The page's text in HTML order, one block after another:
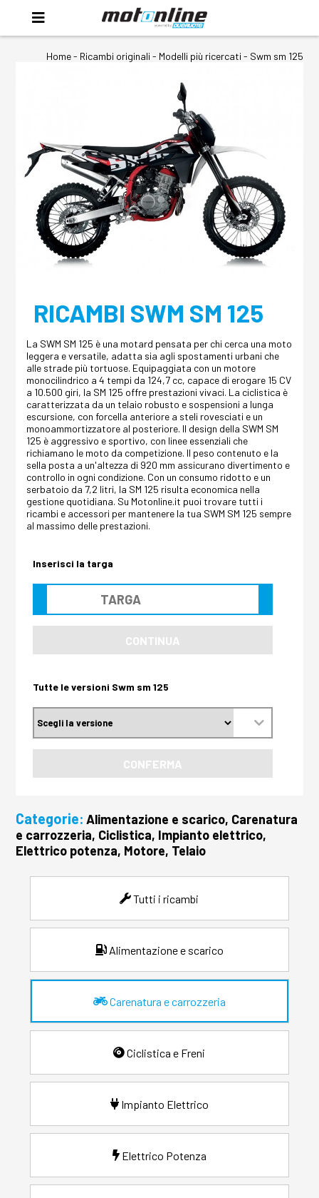
Home- Ricambi originali - Modelli più ricercati - Swm sm 125
RICAMBI SWM SM 125
La SWM SM 125 è una motard pensata per chi cerca una moto
leggera e versatile, adatta sia agli spostamenti urbani che
alle strade più tortuose. Equipaggiata con un motore
monocilindrico a 4 tempi da 124,7 cc, capace di erogare 15 CV
a 10.500 giri, la SM 125 offre prestazioni vivaci. La ciclistica è
caratterizzata da un telaio robusto e sospensioni a lunga
escursione, con forcella anteriore a steli rovesciati e un
monoammortizzatore al posteriore. Il design della SWM SM
125 è aggressivo e sportivo, con linee essenziali che
richiamano le moto da competizione. Il peso contenuto e la
sella posta a un'altezza di 920 mm assicurano divertimento e
controllo in ogni condizione. Con un consumo ridotto e un
serbatoio da 7,2 litri, la SM 125 risulta economica nella
gestione quotidiana. Su Motonline.it puoi trovare tutti i
ricambi e accessori per mantenere la tua SWM SM 125 sempre
al massimo delle prestazioni.
Inserisci la targa
CONTINUA
Tutte le versioni Swm sm 125
CONFERMA
Categorie: Alimentazione e scarico, Carenatura
e carrozzeria, Ciclistica, Impianto elettrico,
Elettrico potenza, Motore, Telaio
Tutti i ricambi
Alimentazione e scarico
Carenatura e carrozzeria
Ciclistica e Freni
Impianto Elettrico
Elettrico Potenza